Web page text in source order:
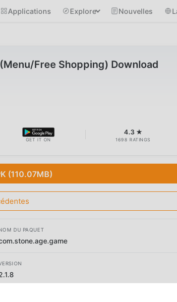
Applications Explore Nouvelles
Free Shopping) Download
GET IT ON
4.3 ★
1698 RATINGS
(110.07MB)
DU PAQUET